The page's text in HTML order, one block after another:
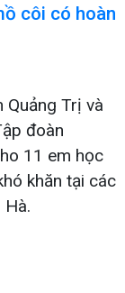
côi có hoàn
Quảng Trị và
đoàn
11 em học
khăn tại các
Hà.